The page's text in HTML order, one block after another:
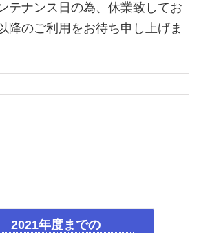
テナンス日の為、休業致してお
降のご利用をお待ち申し上げま
2021年度までの